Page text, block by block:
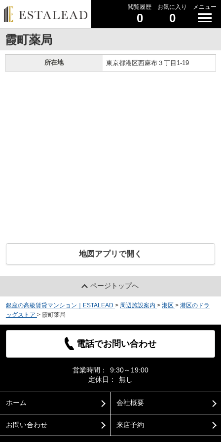
閲覧履歴
0
お気に入り
0
メニュー
霞町薬局
所在地 東京都港区西麻布３丁目1-19
地図アプリで開く
ページトップへ
銀座の高級賃貸マンション｜ESTALEAD > 周辺施設案内 > 港区 > 港区のドラ
ッグストア > 霞町薬局
電話でお問い合わせ
営業時間：
9:30～19:00
定休日：
無し
ホーム 会社概要
お問い合わせ 来店予約